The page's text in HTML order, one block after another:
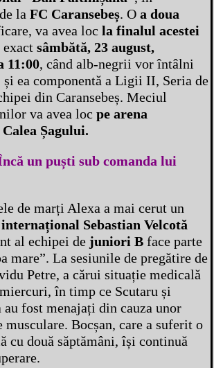
la FC Caransebeș. O a doua
va avea loc la finalul acestei
sâmbătă, 23 august,
11:00, când alb-negrii vor întâlni
și ea componentă a Ligii II, Seria de
din Caransebeș. Meciul
va avea loc pe arena
Șagului.
un puști sub comanda lui
de marți Alexa a mai cerut un
Sebastian Velcotă
al echipei de juniori B face parte
mare”. La sesiunile de pregătire de
Petre, a cărui situație medicală
în timp ce Scutaru și
au fost menajați din cauza unor
musculare. Bocșan, care a suferit o
cu două săptămâni, își continuă